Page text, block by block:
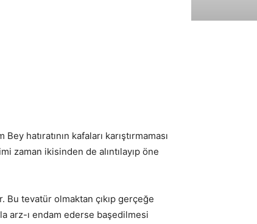
hatıratının kafaları karıştırmaması
zaman ikisinden de alıntılayıp öne
Bu tevatür olmaktan çıkıp gerçeğe
arz-ı endam ederse başedilmesi